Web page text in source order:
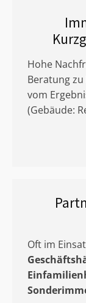
Hohe
Beratung zu
vom
(Gebäude:
Oft im